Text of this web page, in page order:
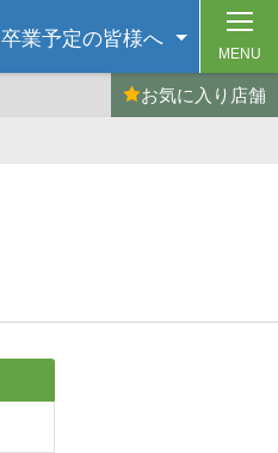
卒業予定の皆様へ
お気に入り 店舗
MENU